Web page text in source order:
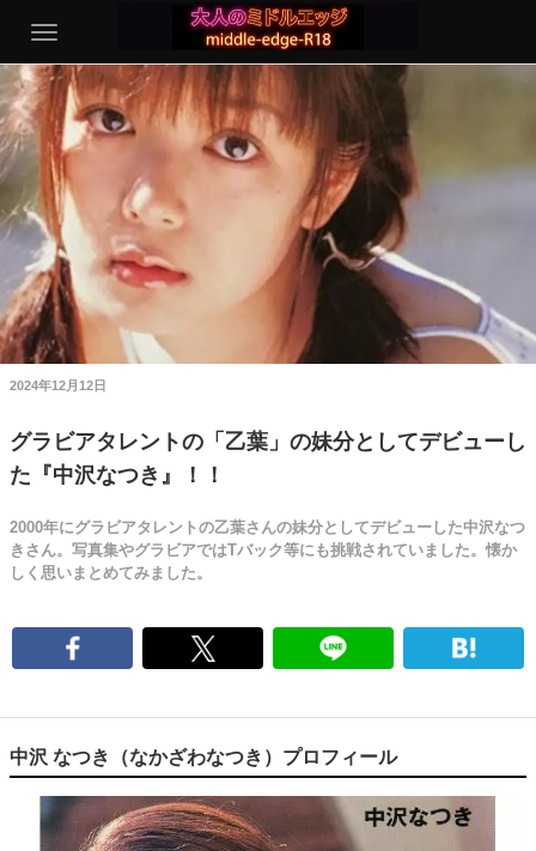
2024年12月12日
グラビアタレントの「乙葉」の妹分としてデビューし
た『中沢なつき』！！
2000年にグラビアタレントの乙葉さんの妹分としてデビューした中沢なつ
きさん。写真集やグラビアではTバック等にも挑戦されていました。懐か
しく思いまとめてみました。
中沢 なつき（なかざわなつき）プロフィール